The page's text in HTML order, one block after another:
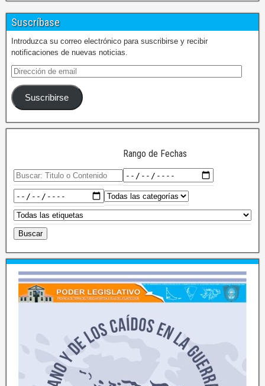
Suscríbase
Introduzca su correo electrónico para suscribirse y recibir
notificaciones de nuevas noticias.
Suscribirse
Rango de Fechas